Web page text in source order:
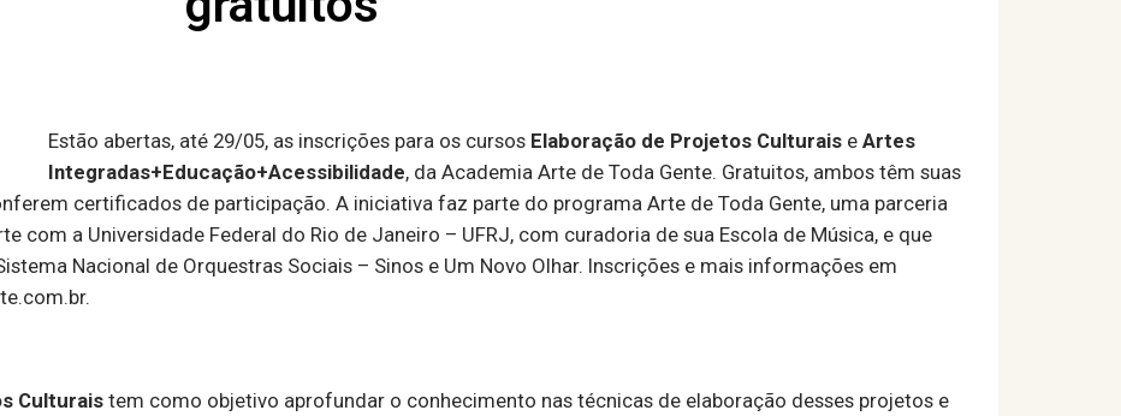
Estão abertas, até 29/05, as inscrições para os cursos Elaboração de Projetos Culturais e Artes
Integradas+Educação+Acessibilidade, da Academia Arte de Toda Gente. Gratuitos, ambos têm suas
certificados de participação. A iniciativa faz parte do programa Arte de Toda Gente, uma parceria
com a Universidade Federal do Rio de Janeiro – UFRJ, com curadoria de sua Escola de Música, e que
Nacional de Orquestras Sociais – Sinos e Um Novo Olhar. Inscrições e mais informações em
Culturais tem como objetivo aprofundar o conhecimento nas técnicas de elaboração desses projetos e